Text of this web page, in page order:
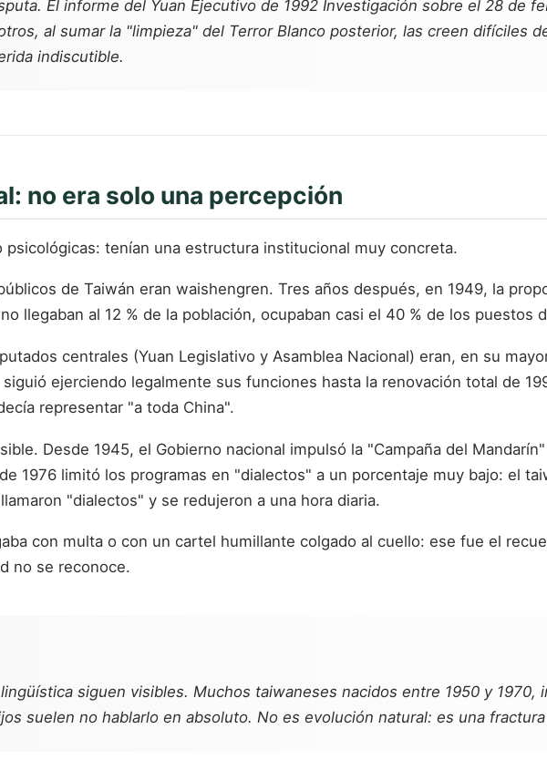
El informe del Yuan Ejecutivo de 1992 Investigación sobre el 28 de
al sumar la "limpieza" del Terror Blanco posterior, las creen difíciles
indiscutible.
no era solo una percepción
tenían una estructura institucional muy concreta.
de Taiwán eran waishengren. Tres años después, en 1949, la
llegaban al 12 % de la población, ocupaban casi el 40 % de los puestos
centrales (Yuan Legislativo y Asamblea Nacional) eran, en su
ejerciendo legalmente sus funciones hasta la renovación total de
representar "a toda China".
Desde 1945, el Gobierno nacional impulsó la "Campaña del
1976 limitó los programas en "dialectos" a un porcentaje muy bajo: el
"dialectos" y se redujeron a una hora diaria.
con multa o con un cartel humillante colgado al cuello: ese fue el
no se reconoce.
siguen visibles. Muchos taiwaneses nacidos entre 1950 y
suelen no hablarlo en absoluto. No es evolución natural: es una